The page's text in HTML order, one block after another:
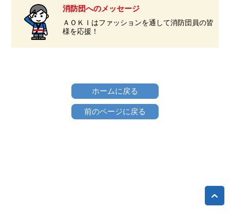
消防団へのメッセージ
ＡＯＫＩはファッションを通して消防団員の皆
様を応援！
ホームに戻る
前のページに戻る